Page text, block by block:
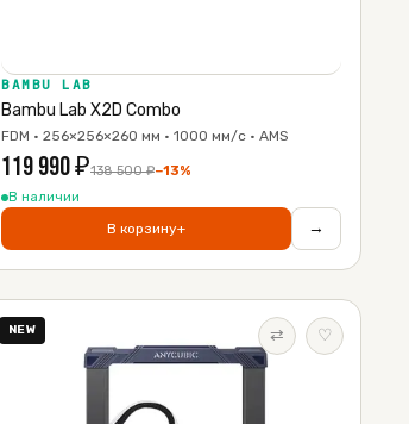
BAMBU LAB
Bambu Lab X2D Combo
FDM · 256×256×260 мм · 1000 мм/с · AMS
119 990₽138 500₽−13%
В наличии
В корзину+ →
NEW ⇄ ♡